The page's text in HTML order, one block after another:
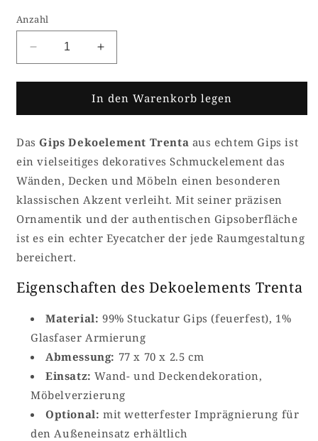
Anzahl
Verringere
die
Menge
Gips
Dekoelement
Trenta
Erhöhe
die
Menge
für
Gips
Dekoelement
Trenta
In den Warenkorb legen
DasGips Dekoelement Trenta aus echtem Gips ist
ein vielseitiges dekoratives Schmuckelement das
Wänden, Decken und Möbeln einen besonderen
klassischen Akzent verleiht. Mit seiner präzisen
Ornamentik und der authentischen Gipsoberfläche
ist es ein echter Eyecatcher der jede Raumgestaltung
bereichert.
Eigenschaften des Dekoelements Trenta
Material: 99% Stuckatur Gips (feuerfest), 1%
Glasfaser Armierung
Abmessung: 77 x 70 x 2.5 cm
Einsatz: Wand- und Deckendekoration,
Möbelverzierung
Optional: mit wetterfester Imprägnierung für
den Außeneinsatz erhältlich